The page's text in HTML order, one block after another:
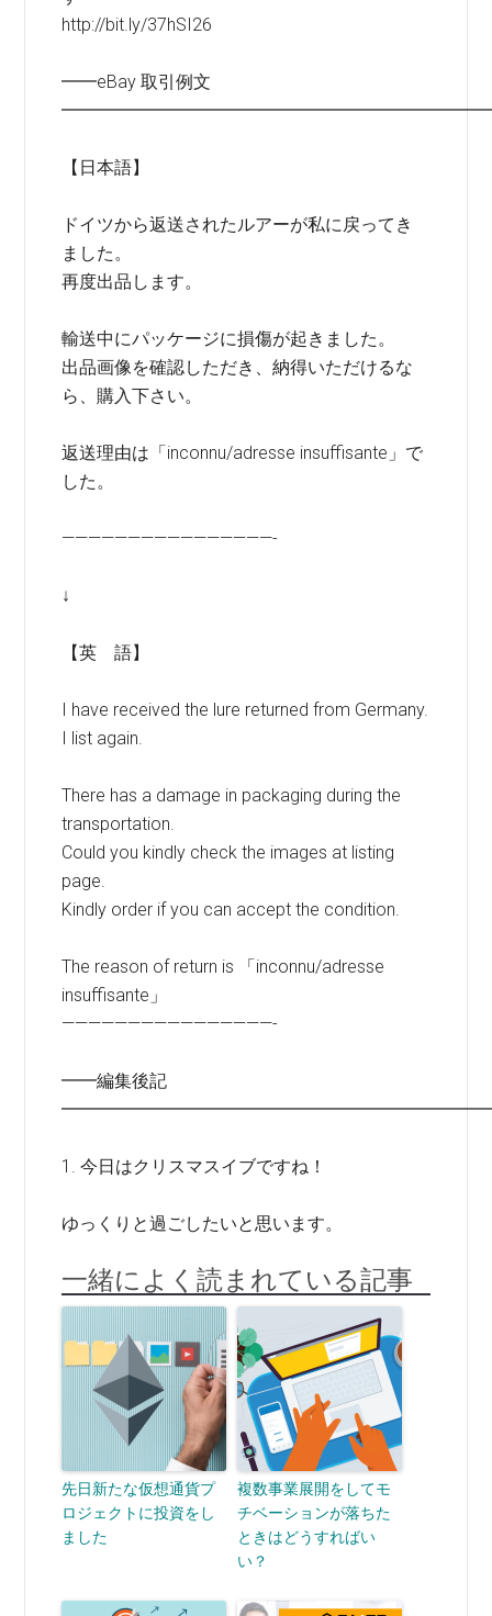
http://bit.ly/37hSI26
━━eBay 取引例文
【日本語】
ドイツから返送されたルアーが私に戻ってき
ました。
再度出品します。
輸送中にパッケージに損傷が起きました。
出品画像を確認しただき、納得いただけるな
ら、購入下さい。
返送理由は「inconnu/adresse insuffisante」で
した。
————————————————-
↓
【英 語】
I have received the lure returned from Germany.
I list again.
There has a damage in packaging during the
transportation.
Could you kindly check the images at listing
page.
Kindly order if you can accept the condition.
The reason of return is 「inconnu/adresse
insuffisante」
————————————————-
━━編集後記
1. 今日はクリスマスイブですね！
ゆっくりと過ごしたいと思います。
一緒によく読まれている記事
先日新たな仮想通貨プ
ロジェクトに投資をし
ました
複数事業展開をしてモ
チベーションが落ちた
ときはどうすればい
い？